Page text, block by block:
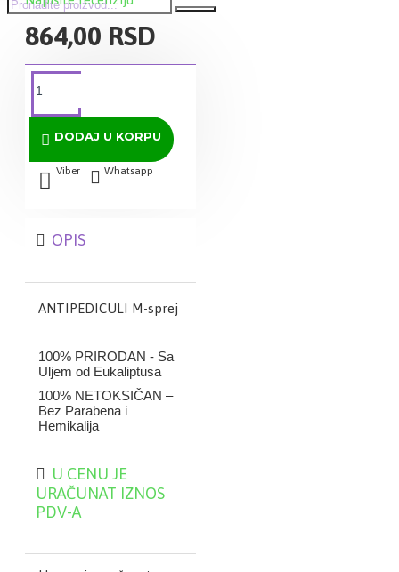
864,00 RSD
DODAJ U KORPU
Viber Whatsapp
OPIS
ANTIPEDICULI M-sprej
100% PRIRODAN - Sa
Uljem od Eukaliptusa
100% NETOKSIČAN –
Bez Parabena i
Hemikalija
Dokazanim Dejstvom
Nemilosrdan sa
U CENU JE
URAČUNAT IZNOS
PDV-A